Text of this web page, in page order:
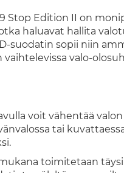
Stop Edition II on
haluavat hallita
suodatin sopii niin
valo-
voit vähentää
tai
toimitetaan